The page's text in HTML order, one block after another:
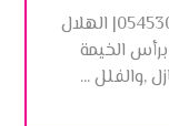
شركة تنظيف في راس الخيمة |0545307678| الهلال
الخيمة
,والفلل ...